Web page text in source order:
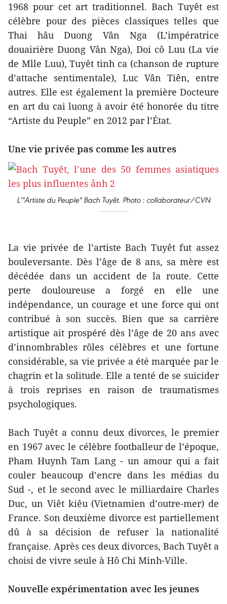
1968 pour cet art traditionnel. Bach Tuyêt est
célèbre pour des pièces classiques telles que
Thai hâu Duong Vân Nga (L’impératrice
douairière Duong Vân Nga), Doi cô Luu (La vie
de Mlle Luu), Tuyêt tinh ca (chanson de rupture
d’attache sentimentale), Luc Vân Tiên, entre
autres. Elle est également la première Docteure
en art du cai luong à avoir été honorée du titre
“Artiste du Peuple” en 2012 par l’État.
Une vie privée pas comme les autres
L’"Artiste du Peuple" Bach Tuyêt. Photo : collaborateur/CVN
La vie privée de l’artiste Bach Tuyêt fut assez
bouleversante. Dès l’âge de 8 ans, sa mère est
décédée dans un accident de la route. Cette
perte douloureuse a forgé en elle une
indépendance, un courage et une force qui ont
contribué à son succès. Bien que sa carrière
artistique ait prospéré dès l’âge de 20 ans avec
d’innombrables rôles célèbres et une fortune
considérable, sa vie privée a été marquée par le
chagrin et la solitude. Elle a tenté de se suicider
à trois reprises en raison de traumatismes
psychologiques.
Bach Tuyêt a connu deux divorces, le premier
en 1967 avec le célèbre footballeur de l’époque,
Pham Huynh Tam Lang - un amour qui a fait
couler beaucoup d’encre dans les médias du
Sud -, et le second avec le milliardaire Charles
Duc, un Viêt kiêu (Vietnamien d’outre-mer) de
France. Son deuxième divorce est partiellement
dû à sa décision de refuser la nationalité
française. Après ces deux divorces, Bach Tuyêt a
choisi de vivre seule à Hô Chi Minh-Ville.
Nouvelle expérimentation avec les jeunes